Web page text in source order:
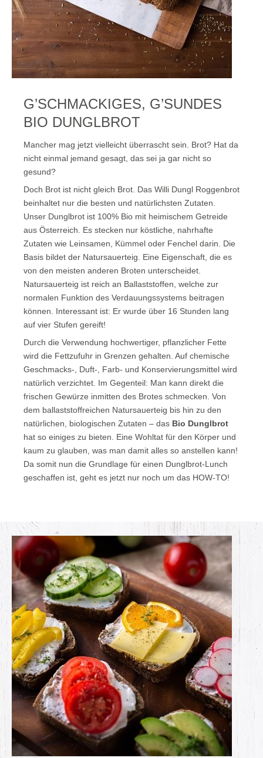
G’SCHMACKIGES, G’SUNDES
BIO DUNGLBROT
Mancher mag jetzt vielleicht überrascht sein. Brot? Hat da
nicht einmal jemand gesagt, das sei ja gar nicht so
gesund?
Doch Brot ist nicht gleich Brot. Das Willi Dungl Roggenbrot
beinhaltet nur die besten und natürlichsten Zutaten.
Unser Dunglbrot ist 100% Bio mit heimischem Getreide
aus Österreich. Es stecken nur köstliche, nahrhafte
Zutaten wie Leinsamen, Kümmel oder Fenchel darin. Die
Basis bildet der Natursauerteig. Eine Eigenschaft, die es
von den meisten anderen Broten unterscheidet.
Natursauerteig ist reich an Ballaststoffen, welche zur
normalen Funktion des Verdauungssystems beitragen
können. Interessant ist: Er wurde über 16 Stunden lang
auf vier Stufen gereift!
Durch die Verwendung hochwertiger, pflanzlicher Fette
wird die Fettzufuhr in Grenzen gehalten. Auf chemische
Geschmacks-, Duft-, Farb- und Konservierungsmittel wird
natürlich verzichtet. Im Gegenteil: Man kann direkt die
frischen Gewürze inmitten des Brotes schmecken. Von
dem ballaststoffreichen Natursauerteig bis hin zu den
natürlichen, biologischen Zutaten – das Bio Dunglbrot
hat so einiges zu bieten. Eine Wohltat für den Körper und
kaum zu glauben, was man damit alles so anstellen kann!
Da somit nun die Grundlage für einen Dunglbrot-Lunch
geschaffen ist, geht es jetzt nur noch um das HOW-TO!